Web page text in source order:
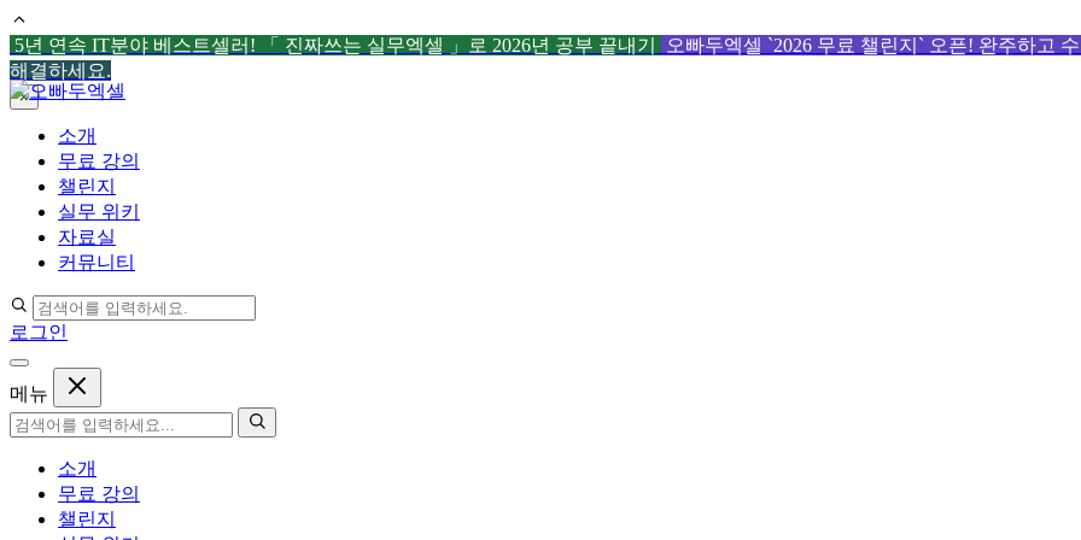
5년 연속 IT분야 베스트셀러! 「 진짜쓰는 실무엑셀 」로 2026년 공부 끝내기 오빠두엑셀 `2026 무료 챌린지` 오픈! 완주하고
해결하세요.
×
컨
텐
소개
무료 강의
챌린지
실무 위키
자료실
커뮤니티
로그인
메뉴
소개
무료 강의
챌린지